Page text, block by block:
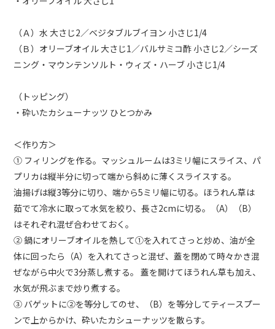
（Ａ）⽔ ⼤さじ2／ベジタブルブイヨン ⼩さじ1/4
（Ｂ）オリーブオイル ⼤さじ1／バルサミコ酢 ⼩さじ2／シーズ
ニング・マウンテンソルト・ウィズ・ハーブ ⼩さじ1/4
（トッピング）
・砕いたカシューナッツ ひとつかみ
＜作り方＞
① フィリングを作る。マッシュルームは3ミリ幅にスライス、パ
プリカは縦半分に切って端から斜めに薄くスライスする。
油揚げは縦3等分に切り、端から5ミリ幅に切る。ほうれん草は
茹でて冷⽔に取って⽔気を絞り、⻑さ2cmに切る。（A）（B）
はそれぞれ混ぜ合わせておく。
② 鍋にオリーブオイルを熱して①を⼊れてさっと炒め、油が全
体に回ったら（A）を⼊れてさっと混ぜ、蓋を閉めて時々かき混
ぜながら中⽕で3分蒸し煮する。 蓋を開けてほうれん草も加え、
⽔気が⾶ぶまで炒り煮する。
③ バゲットに②を等分してのせ、（B）を等分してティースプー
ンで上からかけ、砕いたカシューナッツを散らす。